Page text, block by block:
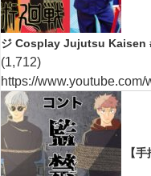
ジ Cosplay Jujutsu Kaisen
(1,712)
https://
【